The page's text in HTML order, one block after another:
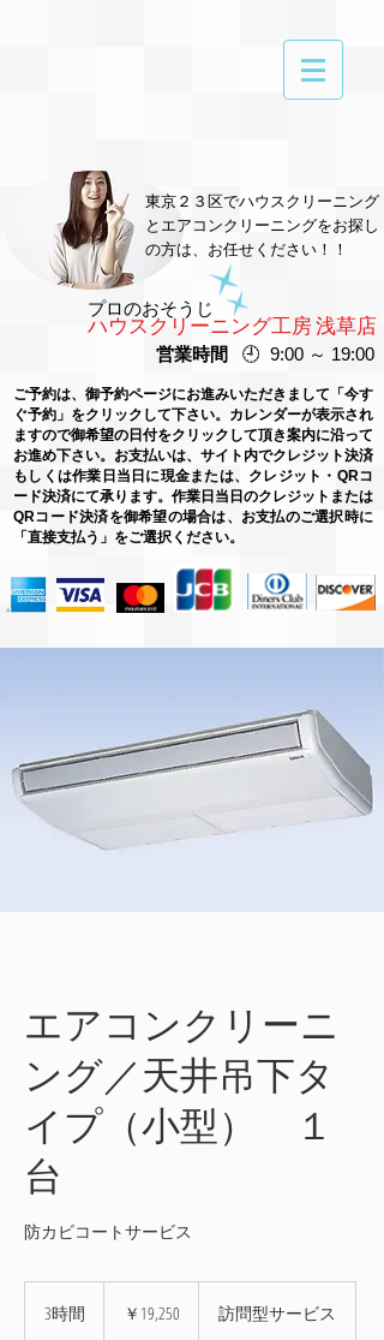
プロのおそうじ
ハウスクリーニング工房 浅草店
東京２３区でハウスクリーニング
とエアコンクリーニングをお探し
の方は、お任せください！！
営業時間 🕘 9:00 ～ 19:00
ご予約は、御予約ページにお進みいただきまして「今す
ぐ予約」をクリックして下さい。カレンダーが表示され
ますので御希望の日付をクリックして頂き案内に沿って
お進め下さい。お支払いは、サイト内でクレジット決済
もしくは作業日当日に現金または、クレジット・QRコ
ード決済にて承ります。作業日当日のクレジットまたは
QRコード決済を御希望の場合は、お支払のご選択時に
「直接支払う」をご選択ください。
エアコンクリーニ
ング／天井吊下タ
イプ（小型） １
台
防カビコートサービス
3時間 ￥19,250 訪問型サービス